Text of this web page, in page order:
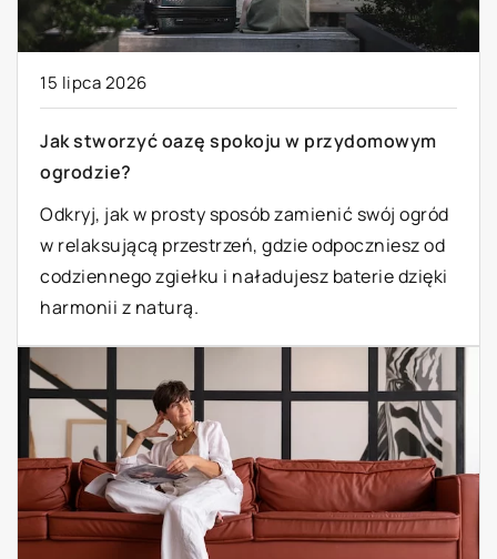
15 lipca 2026
Jak stworzyć oazę spokoju w przydomowym
ogrodzie?
Odkryj, jak w prosty sposób zamienić swój ogród
w relaksującą przestrzeń, gdzie odpoczniesz od
codziennego zgiełku i naładujesz baterie dzięki
harmonii z naturą.